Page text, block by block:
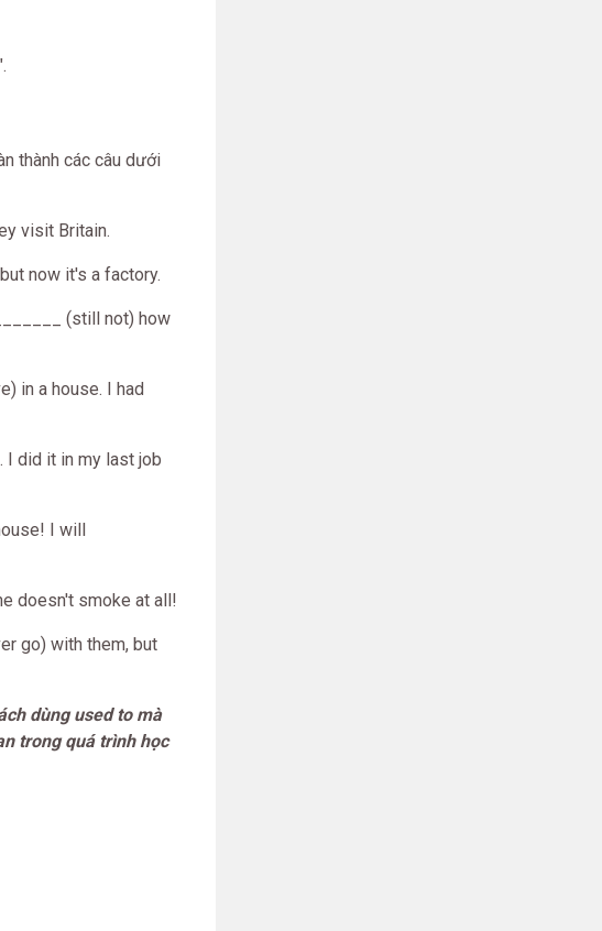
thành các câu dưới
visit Britain.
now it's a factory.
(still not) how
in a house. I had
I did it in my last job
I will
doesn't smoke at all!
go) with them, but
dùng used to mà
trong quá trình học